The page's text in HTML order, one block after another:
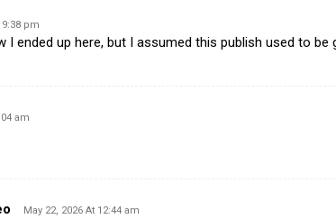
9:38 pm
I ended up here, but I assumed this publish used to be
am
May 22, 2026 At 12:44 am